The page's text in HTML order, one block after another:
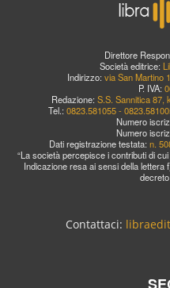
Direttore
Società editrice:
Indirizzo: via San Martino
P. IVA:
Redazione: S.S. Sannitica 87,
Tel.: 0823.581055 -
Numero
Numero
Dati registrazione testata: n.
“La società percepisce i contributi di
Indicazione resa ai sensi della lettera
Contattaci: